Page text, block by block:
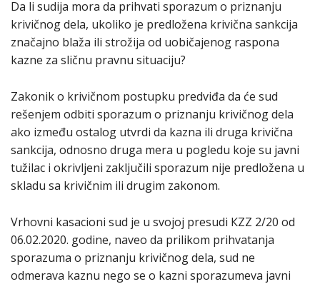
Da li sudija mora da prihvati sporazum o priznanju
krivičnog dela, ukoliko je predložena krivična sankcija
značajno blaža ili strožija od uobičajenog raspona
kazne za sličnu pravnu situaciju?
Zakonik o krivičnom postupku predviđa da će sud
rešenjem odbiti sporazum o priznanju krivičnog dela
ako između ostalog utvrdi da kazna ili druga krivična
sankcija, odnosno druga mera u pogledu koje su javni
tužilac i okrivljeni zaključili sporazum nije predložena u
skladu sa krivičnim ili drugim zakonom.
Vrhovni kasacioni sud je u svojoj presudi КZZ 2/20 od
06.02.2020. godine, naveo da prilikom prihvatanja
sporazuma o priznanju krivičnog dela, sud ne
odmerava kaznu nego se o kazni sporazumeva javni